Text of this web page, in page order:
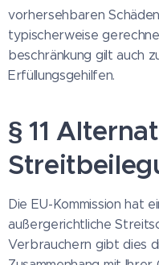
vorhersehbaren
typischerweise
beschränkung gilt auch
Erfüllungsgehilfen.
§ 11
Die EU-Kommission hat
außergerichtliche
Verbrauchern gibt dies